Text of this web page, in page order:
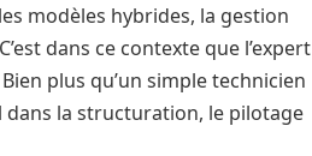
modèles hybrides, la gestion
dans ce contexte que l’expert
plus qu’un simple technicien
la structuration, le pilotage